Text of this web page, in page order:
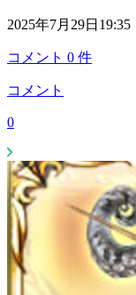
2025年7月29日19:35
コメント 0 件
コメント
0